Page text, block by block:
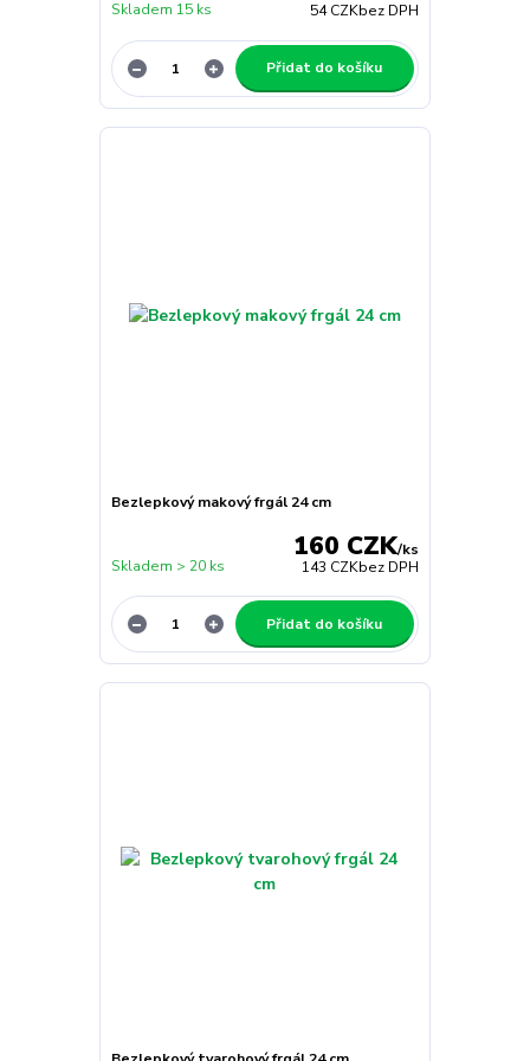
54 CZKbez DPH
Skladem 15 ks
Přidat do košíku
Bezlepkový makový frgál 24 cm
160 CZK/ks
143 CZKbez DPH
Skladem > 20 ks
Přidat do košíku